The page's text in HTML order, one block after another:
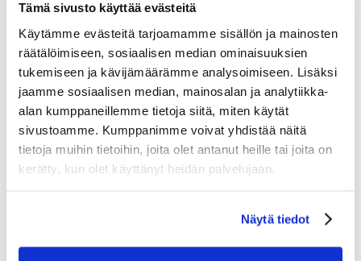
Tämä sivusto käyttää evästeitä
Käytämme evästeitä tarjoamamme sisällön ja mainosten
räätälöimiseen, sosiaalisen median ominaisuuksien
tukemiseen ja kävijämäärämme analysoimiseen. Lisäksi
jaamme sosiaalisen median, mainosalan ja analytiikka-
alan kumppaneillemme tietoja siitä, miten käytät
sivustoamme. Kumppanimme voivat yhdistää näitä
tietoja muihin tietoihin, joita olet antanut heille tai joita on
kerätty, kun olet käyttänyt heidän palvelujaan.
Näytä tiedot
SGN Sport – intohimosta pyöräilyyn
mennessäToni Lumikko|joulu 1, 2023|Kaikki,SGN
Sportia
SGN Sport Suomessa ja Ruotsissa on noussut viime
vuosien aikana merkittäväksi polkupyörien jakelijaksi
Pohjoismaissa. Olemme ylpeitä huikeasta
kasvustamme. Viimeisen vuoden aikana pyöräilyn
suosio on kasvanut räjähdysmäisesti ja me olemme